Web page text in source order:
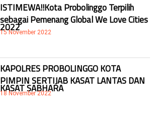
ISTIMEWA!!Kota Probolinggo Terpilih
sebagai Pemenang Global We Love Cities
2022
15 November 2022
KAPOLRES PROBOLINGGO KOTA
PIMPIN SERTIJAB KASAT LANTAS DAN
KASAT SABHARA
18 November 2022